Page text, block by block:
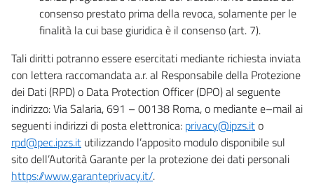
consenso prestato prima della revoca, solamente per le
finalità la cui base giuridica è il consenso (art. 7).
Tali diritti potranno essere esercitati mediante richiesta inviata
con lettera raccomandata a.r. al Responsabile della Protezione
dei Dati (RPD) o Data Protection Officer (DPO) al seguente
indirizzo: Via Salaria, 691 – 00138 Roma, o mediante e–mail ai
seguenti indirizzi di posta elettronica: privacy@ipzs.ito
rpd@pec.ipzs.it utilizzando l’apposito modulo disponibile sul
sito dell’Autorità Garante per la protezione dei dati personali
https://www.garanteprivacy.it/.